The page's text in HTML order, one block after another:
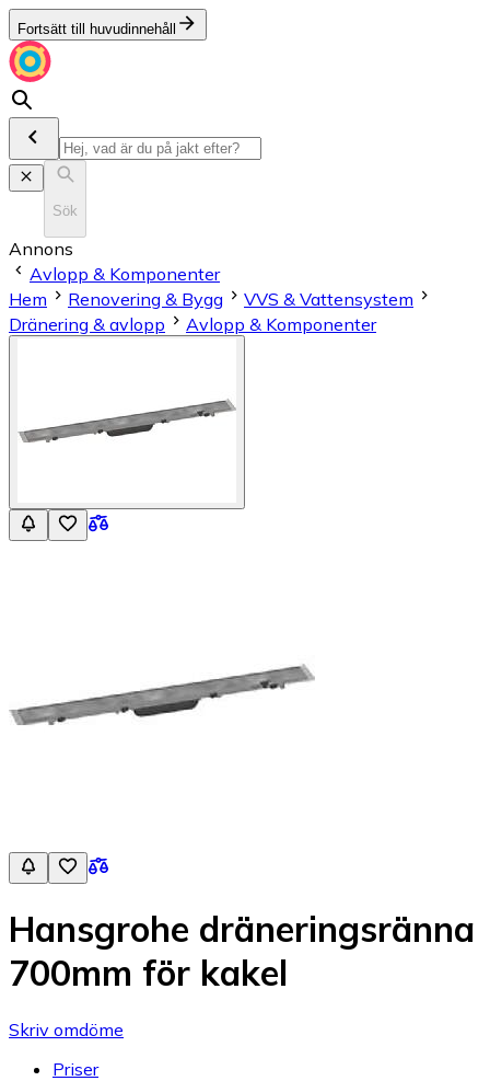
Fortsätt till huvudinnehåll
Sök
Annons
Avlopp & Komponenter
Hem
Renovering & Bygg
VVS & Vattensystem
Dränering & avlopp
Avlopp & Komponenter
Hansgrohe dräneringsränna
700mm för kakel
Skriv omdöme
Priser